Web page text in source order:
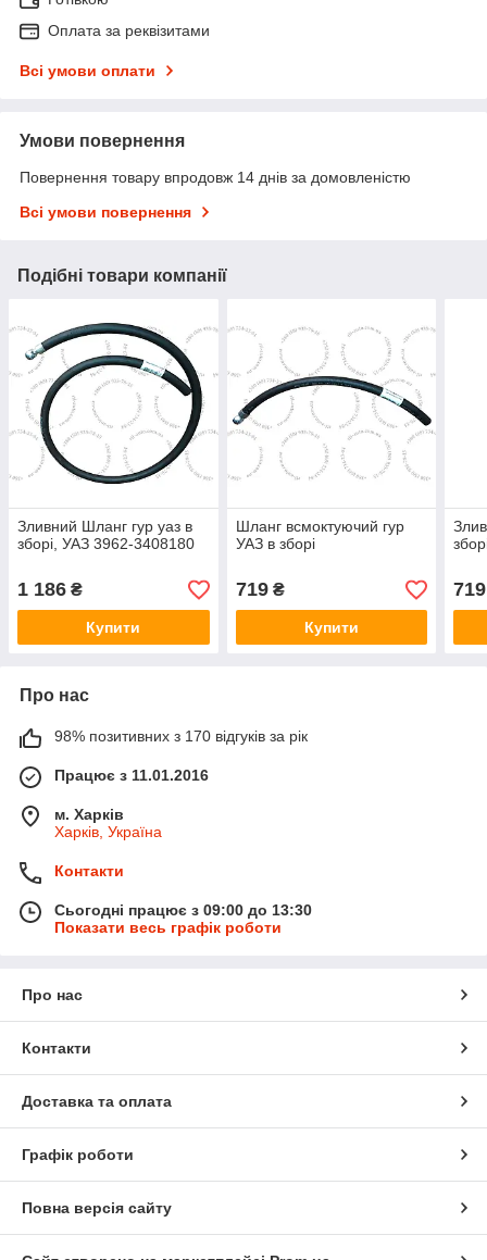
Оплата за реквізитами
Всі умови оплати
Умови повернення
Повернення товару впродовж 14 днів за домовленістю
Всі умови повернення
Подібні товари компанії
Зливний Шланг гур уаз в
зборі, УАЗ 3962-3408180
1 186 ₴
Купити
Шланг всмоктуючий гур
УАЗ в зборі
719₴
Купити
719
Про нас
98% позитивних з 170 відгуків за рік
Працює з 11.01.2016
м. Харків
Харків, Україна
Контакти
Сьогодні працює з 09:00 до 13:30
Показати весь графік роботи
Про нас
Контакти
Доставка та оплата
Графік роботи
Повна версія сайту